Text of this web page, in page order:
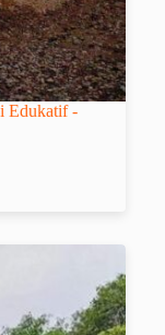
Edukatif -